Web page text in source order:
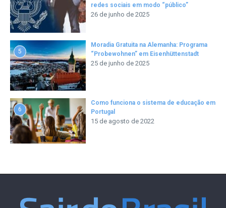
redes sociais em modo “público”
26 de junho de 2025
5
Moradia Gratuita na Alemanha: Programa
“Probewohnen” em Eisenhüttenstadt
25 de junho de 2025
6
Como funciona o sistema de educação em
Portugal
15 de agosto de 2022